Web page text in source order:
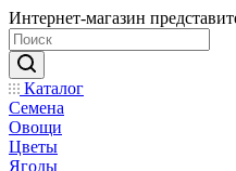
Интернет-магазин
Каталог
Семена
Овощи
Цветы
Ягоды